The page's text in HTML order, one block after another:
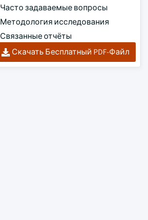
Часто задаваемые вопросы
Методология исследования
Связанные отчёты
Скачать Бесплатный PDF-Файл